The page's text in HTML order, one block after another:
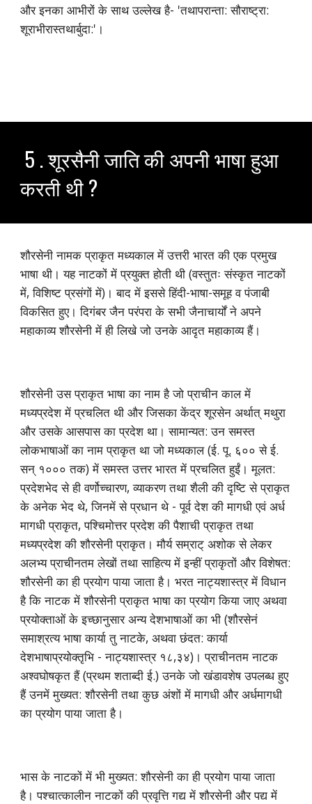
और इनका आभीरों के साथ उल्लेख है- 'तथापरान्ता: सौराष्ट्रा:
शूराभीरास्तथार्बुदा:'।
5 . शूरसैनी जाति की अपनी भाषा हुआ
करती थी ?
शौरसेनी नामक प्राकृत मध्यकाल में उत्तरी भारत की एक प्रमुख
भाषा थी। यह नाटकों में प्रयुक्त होती थी (वस्तुतः संस्कृत नाटकों
में, विशिष्ट प्रसंगों में)। बाद में इससे हिंदी-भाषा-समूह व पंजाबी
विकसित हुए। दिगंबर जैन परंपरा के सभी जैनाचार्यों ने अपने
महाकाव्य शौरसेनी में ही लिखे जो उनके आदृत महाकाव्य हैं।
शौरसेनी उस प्राकृत भाषा का नाम है जो प्राचीन काल में
मध्यप्रदेश में प्रचलित थी और जिसका केंद्र शूरसेन अर्थात् मथुरा
और उसके आसपास का प्रदेश था। सामान्यत: उन समस्त
लोकभाषाओं का नाम प्राकृत था जो मध्यकाल (ई. पू. ६०० से ई.
सन् १००० तक) में समस्त उत्तर भारत में प्रचलित हुईं। मूलत:
प्रदेशभेद से ही वर्णोच्चारण, व्याकरण तथा शैली की दृष्टि से प्राकृत
के अनेक भेद थे, जिनमें से प्रधान थे - पूर्व देश की मागधी एवं अर्ध
मागधी प्राकृत, पश्चिमोत्तर प्रदेश की पैशाची प्राकृत तथा
मध्यप्रदेश की शौरसेनी प्राकृत। मौर्य सम्राट् अशोक से लेकर
अलभ्य प्राचीनतम लेखों तथा साहित्य में इन्हीं प्राकृतों और विशेषत:
शौरसेनी का ही प्रयोग पाया जाता है। भरत नाट्यशास्त्र में विधान
है कि नाटक में शौरसेनी प्राकृत भाषा का प्रयोग किया जाए अथवा
प्रयोक्ताओं के इच्छानुसार अन्य देशभाषाओं का भी (शौरसेनं
समाश्रत्य भाषा कार्या तु नाटके, अथवा छंदत: कार्या
देशभाषाप्रयोक्तृभि - नाट्यशास्त्र १८,३४)। प्राचीनतम नाटक
अश्वघोषकृत हैं (प्रथम शताब्दी ई.) उनके जो खंडावशेष उपलब्ध हुए
हैं उनमें मुख्यत: शौरसेनी तथा कुछ अंशों में मागधी और अर्धमागधी
का प्रयोग पाया जाता है।
भास के नाटकों में भी मुख्यत: शौरसेनी का ही प्रयोग पाया जाता
है। पश्चात्कालीन नाटकों की प्रवृत्ति गद्य में शौरसेनी और पद्य में